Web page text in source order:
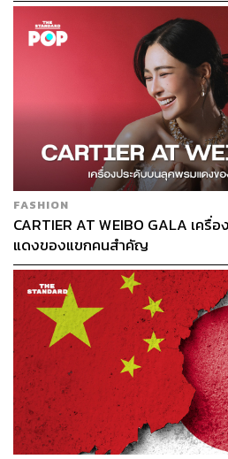
FASHION
CARTIER AT WEIBO GALA เครื่
แดงของแขกคนสำคัญ